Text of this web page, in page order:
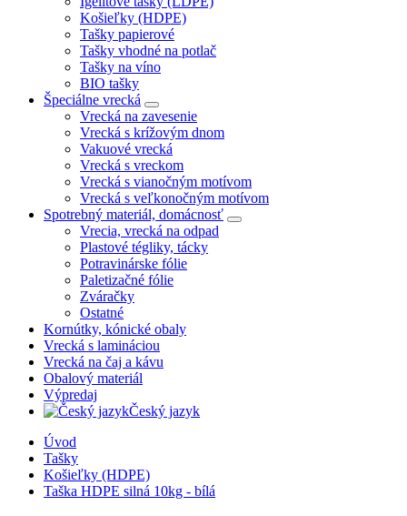
Košieľky (HDPE)
Tašky papierové
Tašky vhodné na potlač
Tašky na víno
BIO tašky
Špeciálne vrecká
Vrecká na zavesenie
Vrecká s krížovým dnom
Vakuové vrecká
Vrecká s vreckom
Vrecká s vianočným motívom
Vrecká s veľkonočným motívom
Spotrebný materiál, domácnosť
Vrecia, vrecká na odpad
Plastové tégliky, tácky
Potravinárske fólie
Paletizačné fólie
Zváračky
Ostatné
Kornútky, kónické obaly
Vrecká s lamináciou
Vrecká na čaj a kávu
Obalový materiál
Výpredaj
Český jazyk
Úvod
Tašky
Košieľky (HDPE)
Taška HDPE silná 10kg - bílá